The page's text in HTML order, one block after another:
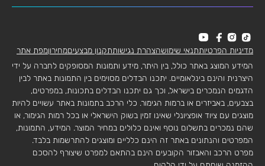
מדיניות הפרטיותתנאי שימושהצהרת נגישותתקנון מבצעיםמחירוןמפת אתר
המידע המוצג באתר כולל, בין היתר, מידע ותמונות המסופקים לחברה על ידי
היצרנית והינם בינלאומיים. יתכנו הבדלים מסוימים בין התמונות באתר לבין
הדגמים הנמכרים בישראל, וכך גם יתכנו הבדלים בתכונות, במפרטים,
בצבעים, באביזרים או ברמות הגימור. כלי הרכב בתמונות באתר עשויים להיות
מוצגים עם ציוד אופציונלי שאינו זמין בשוק הישראלי או בכל רמות הגימור, או
שהם נמכרים בתשלום נוסף ואינם כלולים במחיר המוצר. המידע, התמונות,
המפרטים והנתונים באתר זה הינם כלליים ומוצגים להתרשמות בלבד.
מפרט הרכב והאבזור הקובעים הינם בהתאם למפרט שיצורף להסכם